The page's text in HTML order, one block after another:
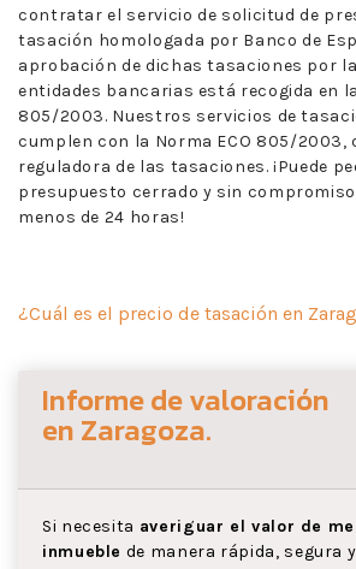
contratar el servicio de solicitud de
tasación homologada por Banco de
aprobación de dichas tasaciones por
entidades bancarias está recogida en
805/2003. Nuestros servicios de
cumplen con la Norma ECO 805/2003,
reguladora de las tasaciones. ¡Puede
presupuesto cerrado y sin
menos de 24 horas!
¿Cuál es el precio de tasación en
Informe de valoración
en Zaragoza.
Si necesita averiguar el valor de
inmueble de manera rápida, segura